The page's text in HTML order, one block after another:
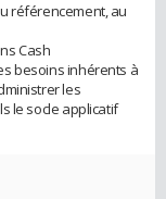
référencement, au
Cash
besoins inhérents à
les
le socle applicatif